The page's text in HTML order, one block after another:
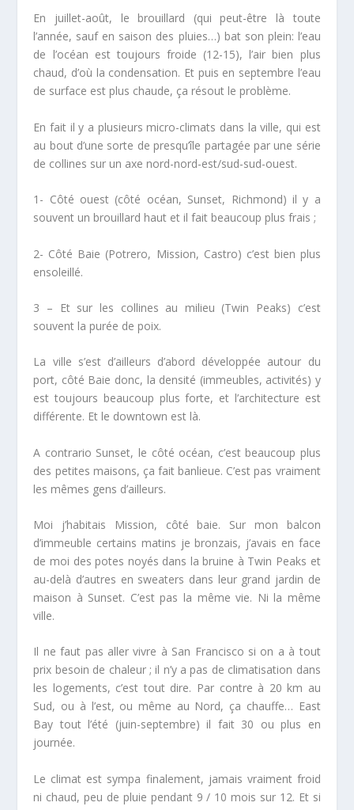
En juillet-août, le brouillard (qui peut-être là toute
l’année, sauf en saison des pluies…) bat son plein: l’eau
de l’océan est toujours froide (12-15), l’air bien plus
chaud, d’où la condensation. Et puis en septembre l’eau
de surface est plus chaude, ça résout le problème.
En fait il y a plusieurs micro-climats dans la ville, qui est
au bout d’une sorte de presqu’île partagée par une série
de collines sur un axe nord-nord-est/sud-sud-ouest.
1- Côté ouest (côté océan, Sunset, Richmond) il y a
souvent un brouillard haut et il fait beaucoup plus frais ;
2- Côté Baie (Potrero, Mission, Castro) c’est bien plus
ensoleillé.
3 – Et sur les collines au milieu (Twin Peaks) c’est
souvent la purée de poix.
La ville s’est d’ailleurs d’abord développée autour du
port, côté Baie donc, la densité (immeubles, activités) y
est toujours beaucoup plus forte, et l’architecture est
différente. Et le downtown est là.
A contrario Sunset, le côté océan, c’est beaucoup plus
des petites maisons, ça fait banlieue. C’est pas vraiment
les mêmes gens d’ailleurs.
Moi j’habitais Mission, côté baie. Sur mon balcon
d’immeuble certains matins je bronzais, j’avais en face
de moi des potes noyés dans la bruine à Twin Peaks et
au-delà d’autres en sweaters dans leur grand jardin de
maison à Sunset. C’est pas la même vie. Ni la même
ville.
Il ne faut pas aller vivre à San Francisco si on a à tout
prix besoin de chaleur ; il n’y a pas de climatisation dans
les logements, c’est tout dire. Par contre à 20 km au
Sud, ou à l’est, ou même au Nord, ça chauffe… East
Bay tout l’été (juin-septembre) il fait 30 ou plus en
journée.
Le climat est sympa finalement, jamais vraiment froid
ni chaud, peu de pluie pendant 9 / 10 mois sur 12. Et si